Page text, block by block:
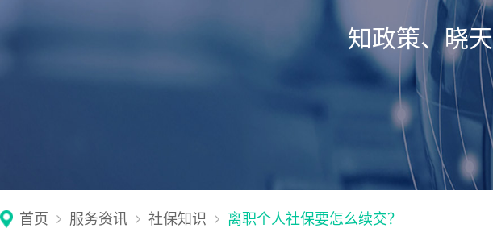
知政策、晓
首页 服务资讯 社保知识 离职个人社保要怎么续交？